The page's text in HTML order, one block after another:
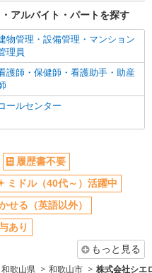
型・髪色自由
アスOK
イク通勤OK
会保険あり
種手当（家族・役職・インセン
ィブなど）あり
員登用あり
ービス
ミドル（40代～）活躍中
ーナス・賞与あり
アルバイト・パートを探す
物管理・設備管理・マンション
理員
護師・保健師・看護助手・助産
ールセンター
履歴書不要
ミドル（40代～）活躍中
せる（英語以外）
あり
もっと見る
和歌山県 和歌山市 株式会社シエ